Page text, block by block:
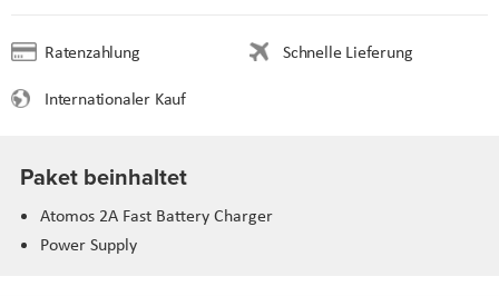
Ratenzahlung
Schnelle Lieferung
Internationaler Kauf
Paket beinhaltet
Atomos 2A Fast Battery Charger
Power Supply